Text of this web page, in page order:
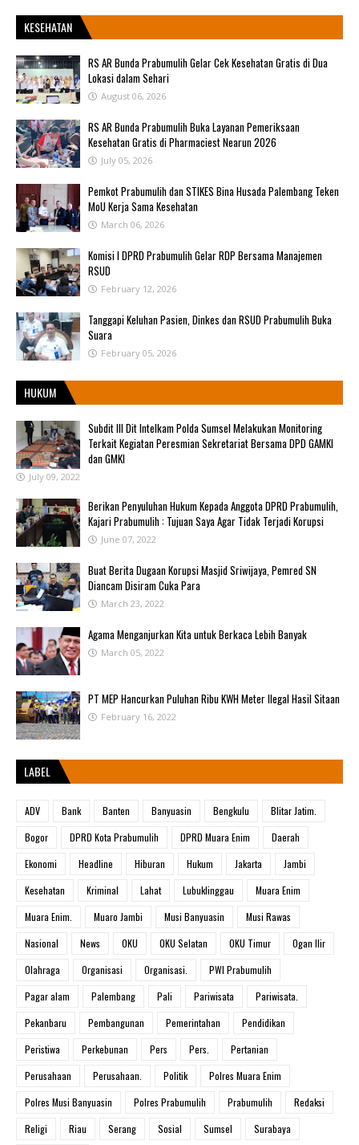
KESEHATAN
RS AR Bunda Prabumulih Gelar Cek Kesehatan Gratis di Dua
Lokasi dalam Sehari
August 06, 2026
RS AR Bunda Prabumulih Buka Layanan Pemeriksaan
Kesehatan Gratis di Pharmaciest Nearun 2026
July 05, 2026
Pemkot Prabumulih dan STIKES Bina Husada Palembang Teken
MoU Kerja Sama Kesehatan
March 06, 2026
Komisi I DPRD Prabumulih Gelar RDP Bersama Manajemen
RSUD
February 12, 2026
Tanggapi Keluhan Pasien, Dinkes dan RSUD Prabumulih Buka
Suara
February 05, 2026
HUKUM
Subdit III Dit Intelkam Polda Sumsel Melakukan Monitoring
Terkait Kegiatan Peresmian Sekretariat Bersama DPD GAMKI
dan GMKI
July 09, 2022
Berikan Penyuluhan Hukum Kepada Anggota DPRD Prabumulih,
Kajari Prabumulih : Tujuan Saya Agar Tidak Terjadi Korupsi
June 07, 2022
Buat Berita Dugaan Korupsi Masjid Sriwijaya, Pemred SN
Diancam Disiram Cuka Para
March 23, 2022
Agama Menganjurkan Kita untuk Berkaca Lebih Banyak
March 05, 2022
PT MEP Hancurkan Puluhan Ribu KWH Meter Ilegal Hasil Sitaan
February 16, 2022
LABEL
ADV Bank Banten Banyuasin Bengkulu
Blitar Jatim.
Bogor
DPRD Kota Prabumulih DPRD Muara Enim
Daerah
Ekonomi
Headline Hiburan Hukum Jakarta
Jambi
Kesehatan
Kriminal Lahat Lubuklinggau
Muara Enim
Muara Enim.
Muaro Jambi Musi Banyuasin
Musi Rawas
Nasional
News OKU OKU Selatan OKU Timur
Ogan Ilir
Olahraga
Organisasi Organisasi.
PWI Prabumulih
Pagar alam
Palembang Pali Pariwisata
Pariwisata.
Pekanbaru
Pembangunan Pemerintahan
Pendidikan
Peristiwa
Perkebunan Pers Pers.
Pertanian
Perusahaan
Perusahaan. Politik
Polres Muara Enim
Polres Musi Banyuasin
Polres Prabumulih Prabumulih
Redaksi
Religi
Riau Serang Sosial Sumsel
Surabaya